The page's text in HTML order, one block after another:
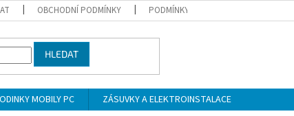
OBCHODNÍ PODMÍNKY PODMÍNKY OCHRANY OSOBNÍCH ÚDAJŮ
HLEDAT
MOBILY PC ZÁSUVKY A ELEKTROINSTALACE